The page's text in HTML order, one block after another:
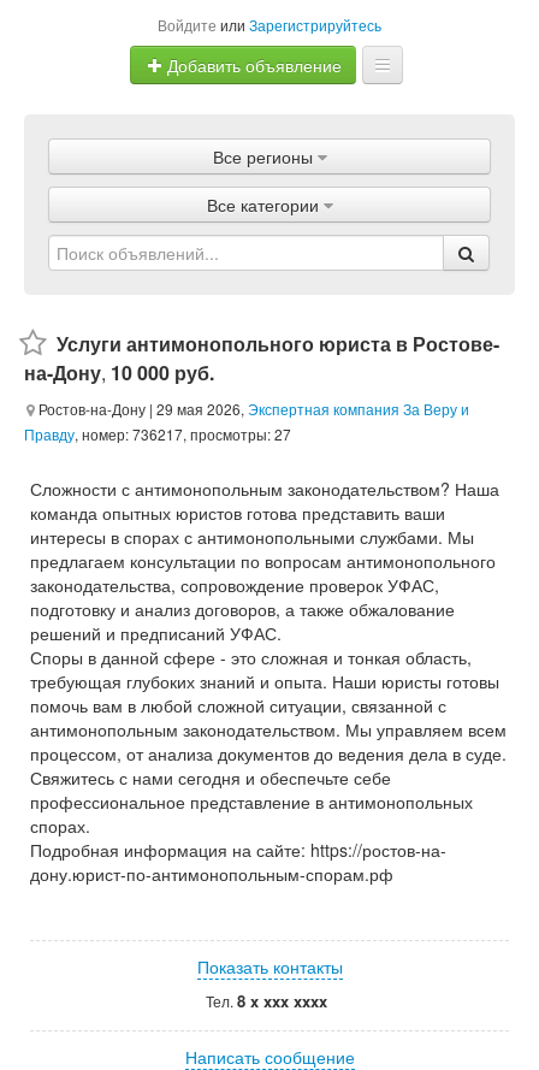
Войдите или Зарегистрируйтесь
Добавить объявление
Объявления
Магазины
Услуги
Все регионы
Все категории
Услуги антимонопольного юриста в Ростове-
на-Дону, 10 000 руб.
Ростов-на-Дону | 29 мая 2026, Экспертная компания За Веру и
Правду, номер: 736217, просмотры: 27
Сложности с антимонопольным законодательством? Наша
команда опытных юристов готова представить ваши
интересы в спорах с антимонопольными службами. Мы
предлагаем консультации по вопросам антимонопольного
законодательства, сопровождение проверок УФАС,
подготовку и анализ договоров, а также обжалование
решений и предписаний УФАС.
Споры в данной сфере - это сложная и тонкая область,
требующая глубоких знаний и опыта. Наши юристы готовы
помочь вам в любой сложной ситуации, связанной с
антимонопольным законодательством. Мы управляем всем
процессом, от анализа документов до ведения дела в суде.
Свяжитесь с нами сегодня и обеспечьте себе
профессиональное представление в антимонопольных
спорах.
Подробная информация на сайте: https://ростов-на-
дону.юрист-по-антимонопольным-спорам.рф
Показать контакты
Тел. 8 x xxx xxxx
Написать сообщение